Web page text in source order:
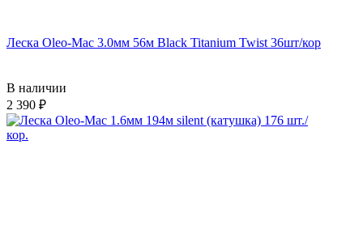
Леска Oleo-Mac 3.0мм 56м Black Titanium Twist 36шт/кор
В наличии
2 390